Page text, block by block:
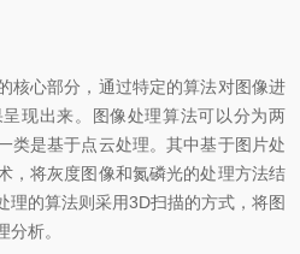
核心部分，通过特定的算法对图像进
现出来。图像处理算法可以分为两
类是基于点云处理。其中基于图片处
，将灰度图像和氮磷光的处理方法结
理的算法则采用3D扫描的方式，将图
析。